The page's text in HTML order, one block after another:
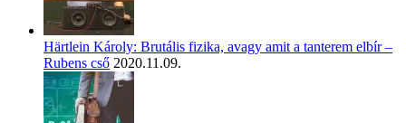
Härtlein Károly: Brutális fizika, avagy amit a tanterem elbír –
Rubens cső 2020.11.09.